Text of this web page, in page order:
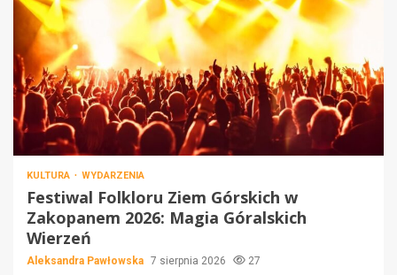
KULTURA WYDARZENIA
Festiwal Folkloru Ziem Górskich w
Zakopanem 2026: Magia Góralskich
Wierzeń
Aleksandra Pawłowska 7 sierpnia 2026 27